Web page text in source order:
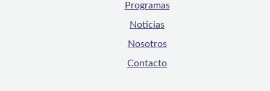
Programas
Noticias
Nosotros
Contacto